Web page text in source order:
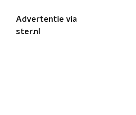
Advertentie via
ster.nl